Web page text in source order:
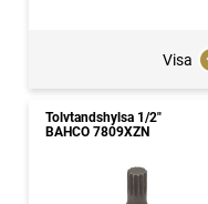
Visa
Tolvtandshylsa 1/2"
BAHCO 7809XZN